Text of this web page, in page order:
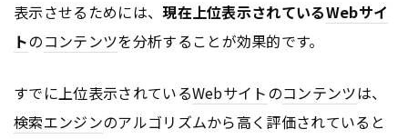
表示させるためには、現在上位表示されているWebサイ
トのコンテンツを分析することが効果的です。
すでに上位表示されているWebサイトのコンテンツは、
検索エンジンのアルゴリズムから高く評価されていると